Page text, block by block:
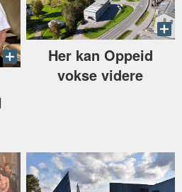
Her kan Oppeid
vokse videre